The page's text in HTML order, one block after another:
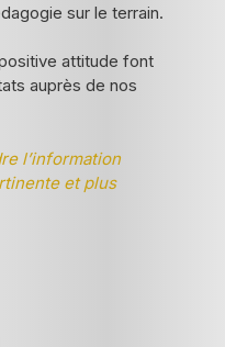
sur le terrain.
attitude font
auprès de nos
l’information
et plus